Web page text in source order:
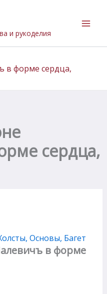
и рукоделия
в форме сердца,
сердца,
Основы, Багет
в форме